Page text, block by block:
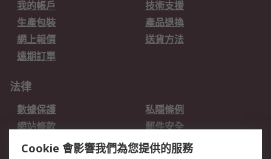
我的帳戶
技術支援
生產包裝
產品退換
網上報價
送貨方法
遠期訂單
法律
數據保護
私隱條例
網站條款
郵件安全
销售条款和条件
Cookie 會影響我們為您提供的服務